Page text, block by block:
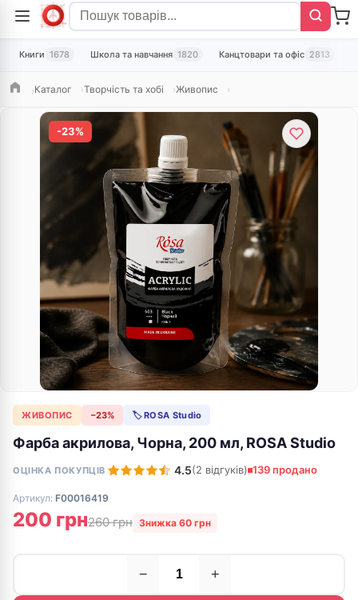
Книги 1678 Школа та навчання 1820 Канцтовари та офіс 2813
ГоловнаКаталог Творчість та хобі Живопис
-23%
ЖИВОПИС −23% 🏷 ROSA Studio
Фарба акрилова, Чорна, 200 мл, ROSA Studio
ОЦІНКА ПОКУПЦІВ 4.5(2 відгуків) 139 продано
Артикул: F00016419
200 грн260 грн Знижка 60 грн
− +